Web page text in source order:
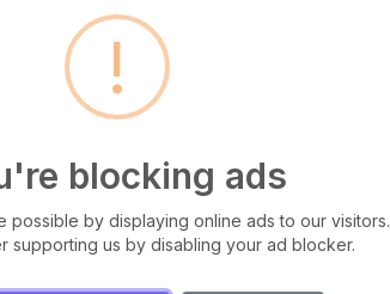
posuere cursus fermentum. Aliquam erat
Aliquam sit amet sapien libero. Sed facilisis
!
blocking ads
possible by displaying online ads to our visitors.
supporting us by disabling your ad blocker.